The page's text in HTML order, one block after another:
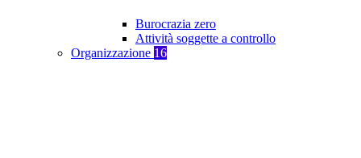
Burocrazia zero
Attività soggette a controllo
Organizzazione 16